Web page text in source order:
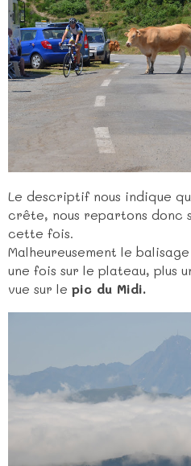
Le descriptif nous indique
crête, nous repartons donc
cette fois.
Malheureusement le
une fois sur le plateau, plus
vue sur le pic du Midi.